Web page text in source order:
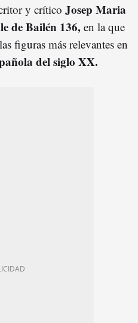
y crítico Josep Maria
de Bailén 136, en la que
figuras más relevantes en
del siglo XX.